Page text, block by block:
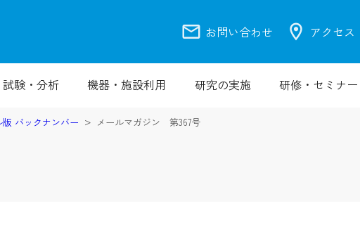
mail お問い合わせ location_on アクセス
試験・分析 機器・施設利用 研究の実施 研修・セミナー
バックナンバー メールマガジン 第367号